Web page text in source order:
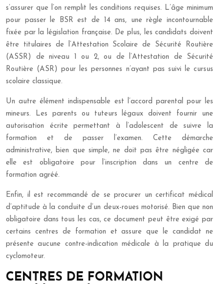
s’assurer que l’on remplit les conditions requises. L’âge minimum
pour passer le BSR est de 14 ans, une règle incontournable
fixée par la législation française. De plus, les candidats doivent
être titulaires de l’Attestation Scolaire de Sécurité Routière
(ASSR) de niveau 1 ou 2, ou de l’Attestation de Sécurité
Routière (ASR) pour les personnes n’ayant pas suivi le cursus
scolaire classique.
Un autre élément indispensable est l’accord parental pour les
mineurs. Les parents ou tuteurs légaux doivent fournir une
autorisation écrite permettant à l’adolescent de suivre la
formation et de passer l’examen. Cette démarche
administrative, bien que simple, ne doit pas être négligée car
elle est obligatoire pour l’inscription dans un centre de
formation agréé.
Enfin, il est recommandé de se procurer un certificat médical
d’aptitude à la conduite d’un deux-roues motorisé. Bien que non
obligatoire dans tous les cas, ce document peut être exigé par
certains centres de formation et assure que le candidat ne
présente aucune contre-indication médicale à la pratique du
cyclomoteur.
CENTRES DE FORMATION